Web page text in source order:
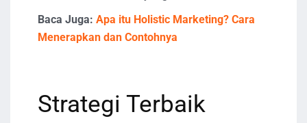
Baca Juga: Apa itu Holistic Marketing? Cara
Menerapkan dan Contohnya
Strategi Terbaik